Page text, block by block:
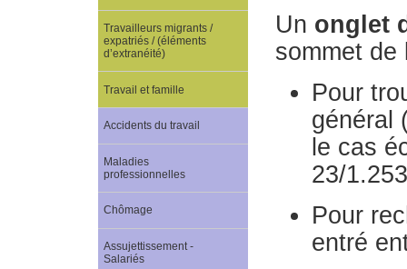
Un onglet
sommet de
Pour
général
le cas
23/
Pour
entré
Travailleurs migrants /
expatriés / (éléments
d’extranéité)
Travail et famille
Accidents du travail
Maladies
professionnelles
Chômage
Assujettissement -
Salariés